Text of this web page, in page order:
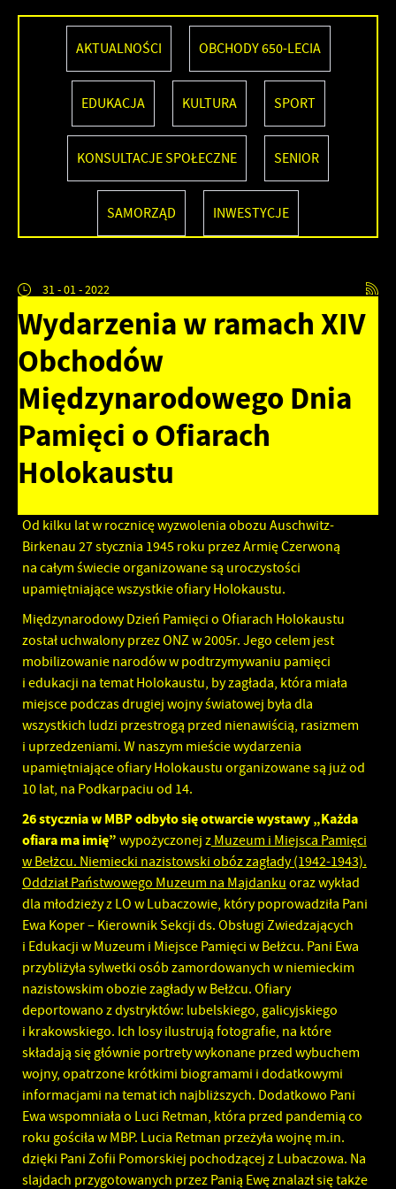
AKTUALNOŚCI OBCHODY 650-LECIA
EDUKACJA KULTURA SPORT
KONSULTACJE SPOŁECZNE SENIOR
SAMORZĄD INWESTYCJE
31 - 01 - 2022
Wydarzenia w ramach XIV
Obchodów
Międzynarodowego Dnia
Pamięci o Ofiarach
Holokaustu
Od kilku lat w rocznicę wyzwolenia obozu Auschwitz-
Birkenau 27 stycznia 1945 roku przez Armię Czerwoną
na całym świecie organizowane są uroczystości
upamiętniające wszystkie ofiary Holokaustu.
Międzynarodowy Dzień Pamięci o Ofiarach Holokaustu
został uchwalony przez ONZ w 2005r. Jego celem jest
mobilizowanie narodów w podtrzymywaniu pamięci
i edukacji na temat Holokaustu, by zagłada, która miała
miejsce podczas drugiej wojny światowej była dla
wszystkich ludzi przestrogą przed nienawiścią, rasizmem
i uprzedzeniami. W naszym mieście wydarzenia
upamiętniające ofiary Holokaustu organizowane są już od
10 lat, na Podkarpaciu od 14.
26 stycznia w MBP odbyło się otwarcie wystawy „Każda
ofiara ma imię” wypożyczonej zMuzeum i Miejsca Pamięci
w Bełżcu. Niemiecki nazistowski obóz zagłady (1942-1943).
Oddział Państwowego Muzeum na Majdanku oraz wykład
dla młodzieży z LO w Lubaczowie, który poprowadziła Pani
Ewa Koper – Kierownik Sekcji ds. Obsługi Zwiedzających
i Edukacji w Muzeum i Miejsce Pamięci w Bełżcu. Pani Ewa
przybliżyła sylwetki osób zamordowanych w niemieckim
nazistowskim obozie zagłady w Bełżcu. Ofiary
deportowano z dystryktów: lubelskiego, galicyjskiego
i krakowskiego. Ich losy ilustrują fotografie, na które
składają się głównie portrety wykonane przed wybuchem
wojny, opatrzone krótkimi biogramami i dodatkowymi
informacjami na temat ich najbliższych. Dodatkowo Pani
Ewa wspomniała o Luci Retman, która przed pandemią co
roku gościła w MBP. Lucia Retman przeżyła wojnę m.in.
dzięki Pani Zofii Pomorskiej pochodzącej z Lubaczowa. Na
slajdach przygotowanych przez Panią Ewę znalazł się także